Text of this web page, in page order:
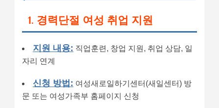
1. 경력단절 여성 취업 지원
지원 내용: 직업훈련, 창업 지원, 취업 상담, 일
자리 연계
신청 방법: 여성새로일하기센터(새일센터) 방
문 또는 여성가족부 홈페이지 신청